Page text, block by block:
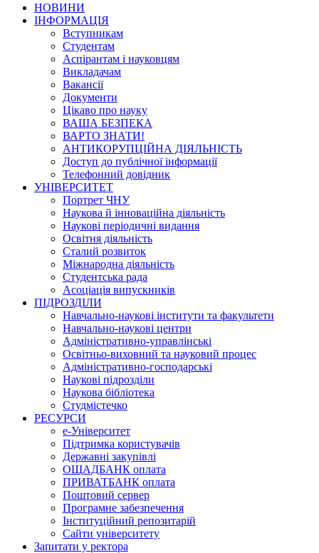
НОВИНИ
ІНФОРМАЦІЯ
Вступникам
Студентам
Аспірантам і науковцям
Викладачам
Вакансії
Документи
Цікаво про науку
ВАША БЕЗПЕКА
ВАРТО ЗНАТИ!
АНТИКОРУПЦІЙНА ДІЯЛЬНІСТЬ
Доступ до публічної інформації
Телефонний довідник
УНІВЕРСИТЕТ
Портрет ЧНУ
Наукова й інноваційна діяльність
Наукові періодичні видання
Освітня діяльність
Сталий розвиток
Міжнародна діяльність
Студентська рада
Асоціація випускників
ПІДРОЗДІЛИ
Навчально-наукові інститути та факультети
Навчально-наукові центри
Адміністративно-управлінські
Освітньо-виховний та науковий процес
Адміністративно-господарські
Наукові підрозділи
Наукова бібліотека
Студмістечко
РЕСУРСИ
е-Університет
Підтримка користувачів
Державні закупівлі
ОЩАДБАНК оплата
ПРИВАТБАНК оплата
Поштовий сервер
Програмне забезпечення
Інституційний репозитарій
Сайти університету
Запитати у ректора